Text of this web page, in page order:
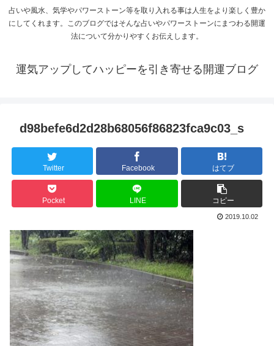
占いや風水、気学やパワーストーン等を取り入れる事は人生をより楽しく豊か
にしてくれます。このブログではそんな占いやパワーストーンにまつわる開運
法について分かりやすくお伝えします。
運気アップしてハッピーを引き寄せる開運ブログ
d98befe6d2d28b68056f86823fca9c03_s
Twitter Facebook はてブ
Pocket LINE コピー
2019.10.02